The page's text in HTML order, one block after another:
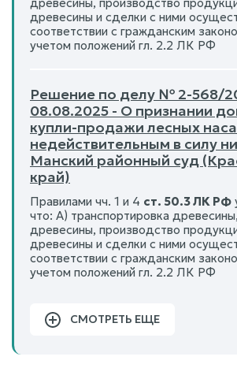
древесины и сделки с ними
соответствии с гражданским
учетом положений гл. 2.2 ЛК РФ
Решение по делу № 2-568/
08.08.2025 - О признании
купли-продажи лесных
недействительным в силу
Манский районный суд
край)
Правилами чч. 1 и 4 ст. 50.3 ЛК РФ
что: А) транспортировка
древесины, производство
древесины и сделки с ними
соответствии с гражданским
учетом положений гл. 2.2 ЛК РФ
СМОТРЕТЬ ЕЩЕ